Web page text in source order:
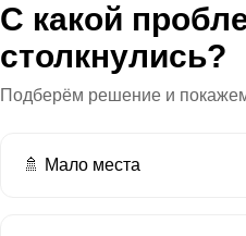
С какой
столкнулись?
Подберём решение и
🚿 Мало места